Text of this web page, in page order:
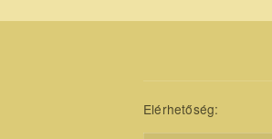
Elérhetőség: